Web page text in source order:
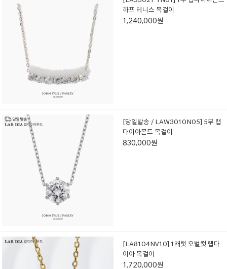
하프 테니스 목걸이
1,240,000원
[당일발송 / LAW3010N05] 5부 랩
다이아몬드 목걸이
830,000원
[LA8104NV10] 1캐럿 오벌컷 랩다
이아 목걸이
1,720,000원